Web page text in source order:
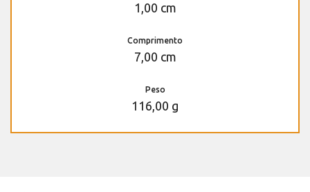
1,00 cm
Comprimento
7,00 cm
Peso
116,00 g